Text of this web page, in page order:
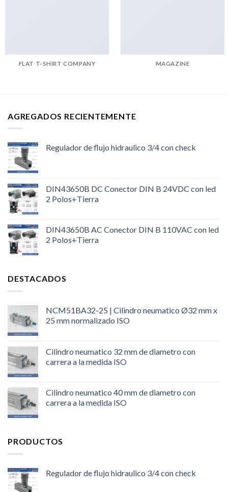
FLAT T-SHIRT COMPANY MAGAZINE
AGREGADOS RECIENTEMENTE
Regulador de flujo hidraulico 3/4 con check
DIN43650B DC Conector DIN B 24VDC con led
2 Polos+Tierra
DIN43650B AC Conector DIN B 110VAC con led
2 Polos+Tierra
DESTACADOS
NCM51BA32-25 | Cilindro neumatico Ø32 mm x
25 mm normalizado ISO
Cilindro neumatico 32 mm de diametro con
carrera a la medida ISO
Cilindro neumatico 40 mm de diametro con
carrera a la medida ISO
PRODUCTOS
Regulador de flujo hidraulico 3/4 con check